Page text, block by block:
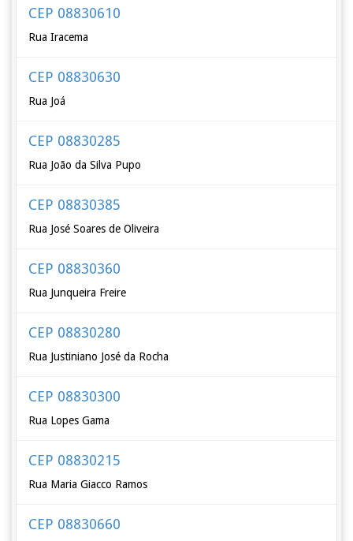
CEP 08830610
Rua Iracema
CEP 08830630
Rua Joá
CEP 08830285
Rua João da Silva Pupo
CEP 08830385
Rua José Soares de Oliveira
CEP 08830360
Rua Junqueira Freire
CEP 08830280
Rua Justiniano José da Rocha
CEP 08830300
Rua Lopes Gama
CEP 08830215
Rua Maria Giacco Ramos
CEP 08830660